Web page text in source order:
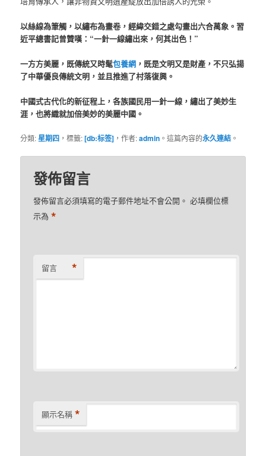
以絲線為筆觸，以繡布為畫卷，經緯交錯之處勾畫出六合萬象。習
近平總書記曾贊嘆：“一針一線繡出來，何其出色！”
一方方美麗，既傳統又時髦包養網 ，既是文明又是財產，不只弘揚
了中華優良傳統文明，並且推進了村落復興。
中國式古代化的新征程上，各族國民用一針一線，繡出了美妙生
涯，也將織就加倍美妙的美麗中國。
分類:星期四 ，標籤:[db:标签] ，作者:admin 。這篇內容的永久連結 。
發佈留言
發佈留言必須填寫的電子郵件地址不會公開。 必填欄位標
示為*
留言 *
顯示名稱 *